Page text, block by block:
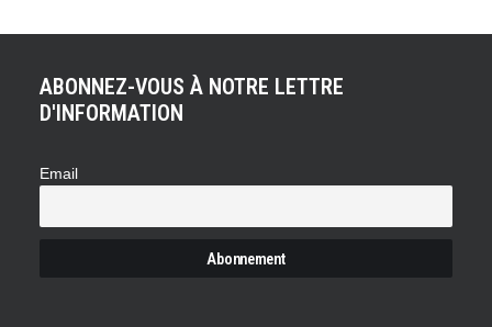
ABONNEZ-VOUS À NOTRE LETTRE
D'INFORMATION
Email